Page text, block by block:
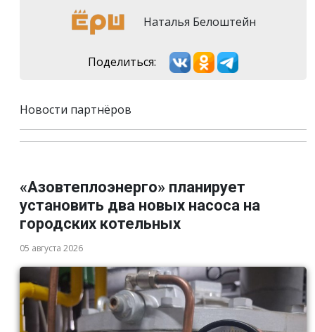
Наталья Белоштейн
Поделиться:
Новости партнёров
«Азовтеплоэнерго» планирует
установить два новых насоса на
городских котельных
05 августа 2026